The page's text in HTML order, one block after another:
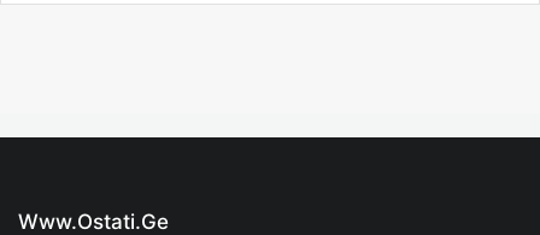
Www.ostati.ge